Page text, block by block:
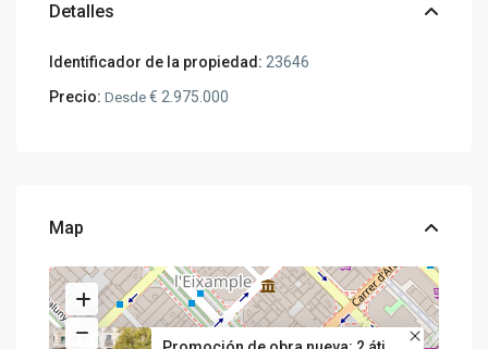
Detalles
Identificador de la propiedad: 23646
Precio: Desde € 2.975.000
Map